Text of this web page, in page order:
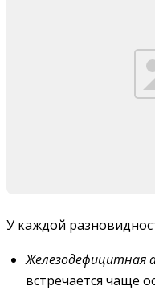
У каждой
Железодефицитная
встречается чаще